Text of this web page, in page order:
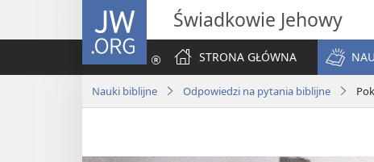
JW.ORG Świadkowie Jehowy
STRONA GŁÓWNA
Nauki biblijne Odpowiedzi na pytania biblijne